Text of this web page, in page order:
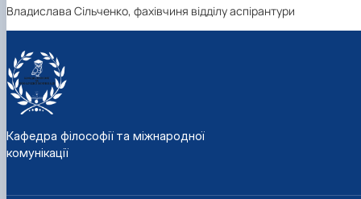
Владислава Сільченко, фахівчиня відділу аспірантури
Кафедра філософії та міжнародної
комунікації